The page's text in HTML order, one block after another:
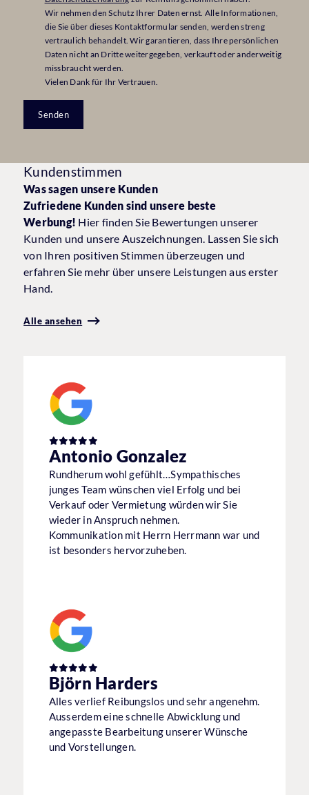
Wir nehmen den Schutz Ihrer Daten ernst. Alle Informationen,
die Sie über dieses Kontaktformular senden, werden streng
vertraulich behandelt. Wir garantieren, dass Ihre persönlichen
Daten nicht an Dritte weitergegeben, verkauft oder anderweitig
missbraucht werden.
Vielen Dank für Ihr Vertrauen.
Senden
Kundenstimmen
Was sagen unsere Kunden
Zufriedene Kunden sind unsere beste
Werbung! Hier finden Sie Bewertungen unserer
Kunden und unsere Auszeichnungen. Lassen Sie sich
von Ihren positiven Stimmen überzeugen und
erfahren Sie mehr über unsere Leistungen aus erster
Hand.
Alle ansehen
Antonio Gonzalez
Rundherum wohl gefühlt…Sympathisches
junges Team wünschen viel Erfolg und bei
Verkauf oder Vermietung würden wir Sie
wieder in Anspruch nehmen.
Kommunikation mit Herrn Herrmann war und
ist besonders hervorzuheben.
Björn Harders
Alles verlief Reibungslos und sehr angenehm.
Ausserdem eine schnelle Abwicklung und
angepasste Bearbeitung unserer Wünsche
und Vorstellungen.